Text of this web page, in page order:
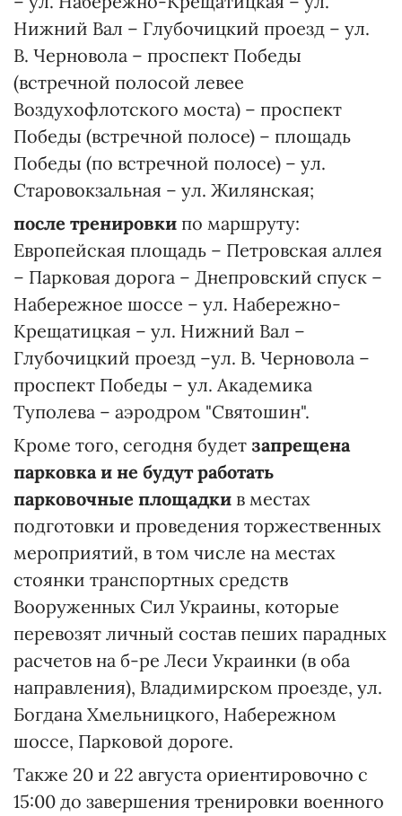
Нижний Вал – Глубочицкий проезд – ул.
В. Черновола – проспект Победы
(встречной полосой левее
Воздухофлотского моста) – проспект
Победы (встречной полосе) – площадь
Победы (по встречной полосе) – ул.
Старовокзальная – ул. Жилянская;
после тренировки по маршруту:
Европейская площадь – Петровская аллея
– Парковая дорога – Днепровский спуск –
Набережное шоссе – ул. Набережно-
Крещатицкая – ул. Нижний Вал –
Глубочицкий проезд –ул. В. Черновола –
проспект Победы – ул. Академика
Туполева – аэродром "Святошин".
Кроме того, сегодня будет запрещена
парковка и не будут работать
парковочные площадки в местах
подготовки и проведения торжественных
мероприятий, в том числе на местах
стоянки транспортных средств
Вооруженных Сил Украины, которые
перевозят личный состав пеших парадных
расчетов на б-ре Леси Украинки (в оба
направления), Владимирском проезде, ул.
Богдана Хмельницкого, Набережном
шоссе, Парковой дороге.
Также 20 и 22 августа ориентировочно с
15:00 до завершения тренировки военного